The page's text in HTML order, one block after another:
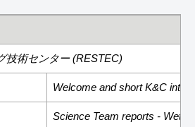
技術センター (RESTEC)
Welcome and short K&C intro
Science Team reports -